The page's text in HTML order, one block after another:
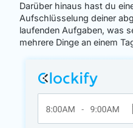
Darüber hinaus hast du
Aufschlüsselung deiner
laufenden Aufgaben, was
mehrere Dinge an einem